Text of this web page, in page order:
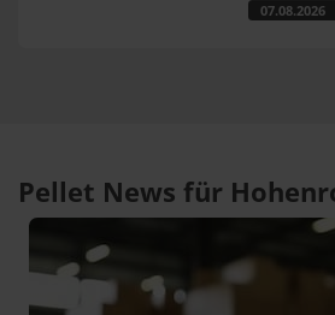
07.08.2026
Pellet News für